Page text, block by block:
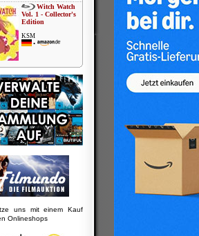
Witch Watch
Vol. 1 - Collector's
Edition
KSM
•
uns mit einem Kauf
Onlineshops